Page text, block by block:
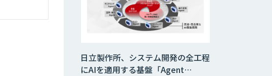
SELFBOT AIエ
ージェント
ジェント活用支援
サービス
日立製作所、システム開発の全工程
にAIを適用する基盤「Agent…